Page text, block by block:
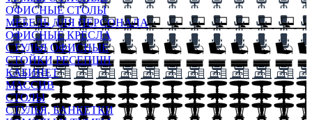
ОФИСНЫЕ СТОЛЫ
МЕБЕЛЬ ДЛЯ ПЕРСОНАЛА
ОФИСНЫЕ КРЕСЛА
СТУЛЬЯ ОФИСНЫЕ
СТОЙКИ РЕСЕПШН
КАБИНЕТ
МАССИВ
СТОЛЫ
СТУЛЬЯ, БАНКЕТКИ